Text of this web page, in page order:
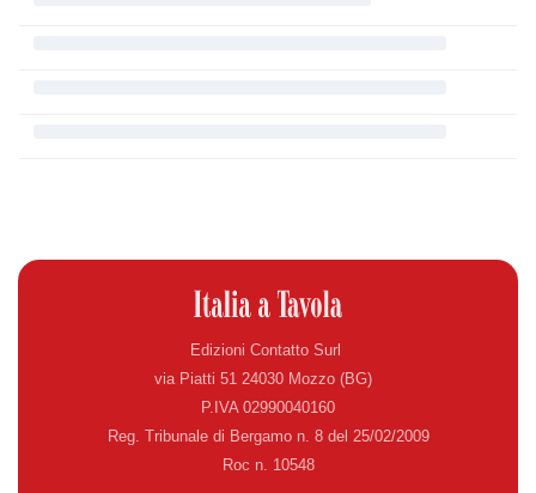
Edizioni Contatto Surl
via Piatti 51 24030 Mozzo (BG)
P.IVA 02990040160
Reg. Tribunale di Bergamo n. 8 del 25/02/2009
Roc n. 10548